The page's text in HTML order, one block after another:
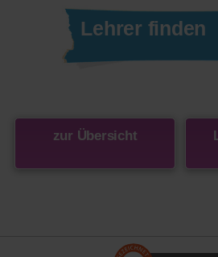
Lehrer finden
zur Übersicht